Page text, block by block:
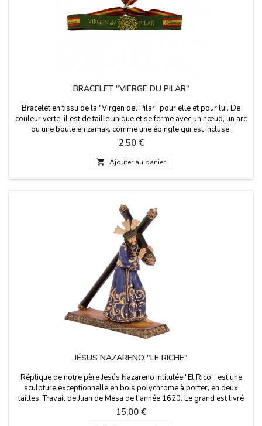
BRACELET "VIERGE DU PILAR"
Bracelet en tissu de la "Virgen del Pilar" pour elle et pour lui. De
couleur verte, il est de taille unique et se ferme avec un nœud, un arc
ou une boule en zamak, comme une épingle qui est incluse.
Dimensions : 30 cm par 1,5 de large et a la goupille
Prix
2,50 €
 Ajouter au panier
JÉSUS NAZARENO "LE RICHE"
Réplique de notre père Jesús Nazareno intitulée "El Rico", est une
sculpture exceptionnelle en bois polychrome à porter, en deux
tailles. Travail de Juan de Mesa de l'année 1620. Le grand est livré
dans une boîte en carton et le petit dans un blister transparent.
Procession à l'aube du Vendredi Saint à Séville. Dimensions : Petit
Prix
15,00 €